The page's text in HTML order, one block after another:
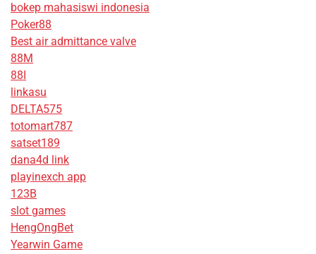
bokep mahasiswi indonesia
Poker88
Best air admittance valve
88M
88I
linkasu
DELTA575
totomart787
satset189
dana4d link
playinexch app
123B
slot games
HengOngBet
Yearwin Game